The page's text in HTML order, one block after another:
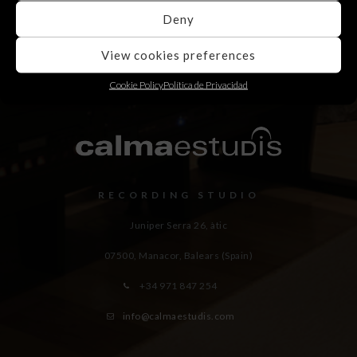
Deny
View cookies preferences
Cookie PolicyPolítica de Privacidad
RECORDING STUDIO
Juniper Serra 26, àtic
07500, Manacor, Balears (Spain)
+34 971 847 254
info@calmaestudis.com